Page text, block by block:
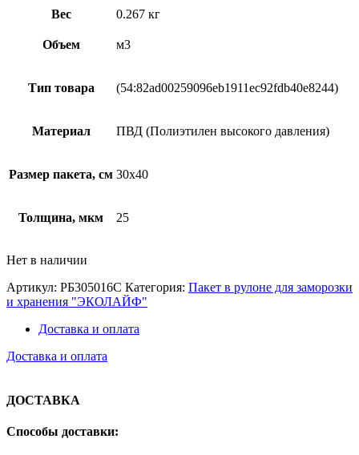
Вес 0.267 кг
Объем м3
Тип товара (54:82ad00259096eb1911ec92fdb40e8244)
Материал ПВД (Полиэтилен высокого давления)
Размер пакета, см 30х40
Толщина, мкм 25
Нет в наличии
Артикул: РБ305016С Категория: Пакет в рулоне для заморозки
и хранения "ЭКОЛАЙФ"
Доставка и оплата
Доставка и оплата
ДОСТАВКА
Способы доставки: